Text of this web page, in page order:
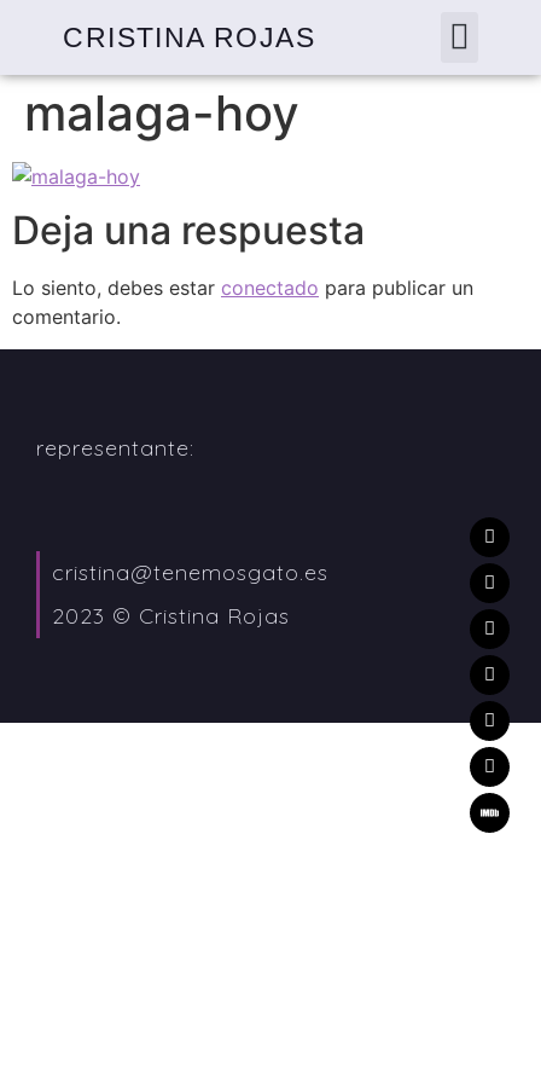
CRISTINA ROJAS
malaga-hoy
Deja una respuesta
Lo siento, debes estar conectado para publicar un
comentario.
representante:
cristina@tenemosgato.es
2023 © Cristina Rojas